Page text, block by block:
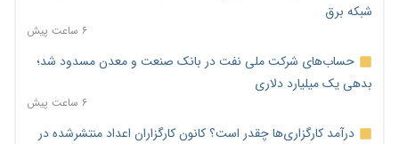
شبکه برق
۶ ساعت پیش
حساب‌های شرکت ملی نفت در بانک صنعت و معدن مسدود شد؛
بدهی یک میلیارد دلاری
۶ ساعت پیش
درآمد کارگزاری‌ها چقدر است؟ کانون کارگزاران اعداد منتشرشده در